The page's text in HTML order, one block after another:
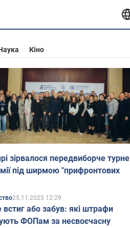
Кіно
зірвалося передвиборче турне
під ширмою "прифронтових
25.11.2025 12:29
встиг або забув: які штрафи
ФОПам за несвоєчасну